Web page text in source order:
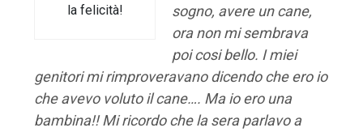
la felicità!
sogno, avere un cane,
ora non mi sembrava
poi cosi bello. I miei
genitori mi rimproveravano dicendo che ero io
che avevo voluto il cane…. Ma io ero una
bambina!!Mi ricordo che la sera parlavo a